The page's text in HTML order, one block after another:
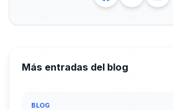
Más entradas del blog
BLOG